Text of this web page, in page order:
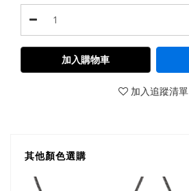
加入購物車
加入追蹤清單
其他顏色選購